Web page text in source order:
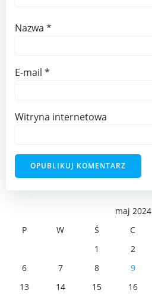
Nazwa *
E-mail *
Witryna internetowa
maj 2024
P
W Ś C
1
2
6
7 8 9
13
14 15 16